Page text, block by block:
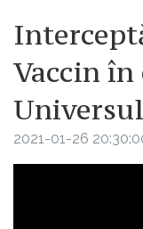
Vaccin în
2021-01-26